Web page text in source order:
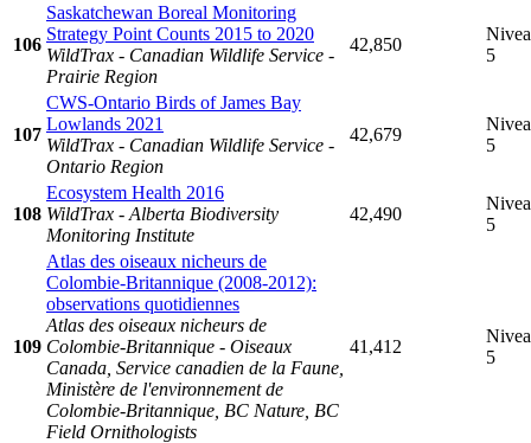
106
Saskatchewan Boreal Monitoring
Strategy Point Counts 2015 to 2020
WildTrax - Canadian Wildlife Service -
Prairie Region
42,850
5
107
CWS-Ontario Birds of James Bay
Lowlands 2021
WildTrax - Canadian Wildlife Service -
Ontario Region
42,679
5
108
Ecosystem Health 2016
WildTrax - Alberta Biodiversity
Monitoring Institute
42,490
5
109
Atlas des oiseaux nicheurs de
Colombie-Britannique (2008-2012):
observations quotidiennes
Atlas des oiseaux nicheurs de
Colombie-Britannique - Oiseaux
Canada, Service canadien de la Faune,
Ministère de l'environnement de
Colombie-Britannique, BC Nature, BC
Field Ornithologists
41,412
5